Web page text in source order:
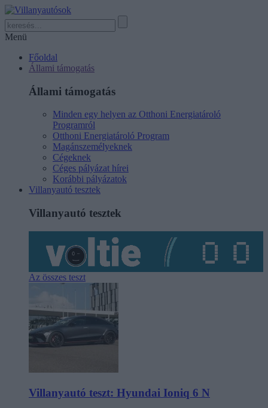
Menü
Főoldal
Állami támogatás
Állami támogatás
Minden egy helyen az Otthoni Energiatároló
Programról
Otthoni Energiatároló Program
Magánszemélyeknek
Cégeknek
Céges pályázat hírei
Korábbi pályázatok
Villanyautó tesztek
Villanyautó tesztek
Az összes teszt
Villanyautó teszt: Hyundai Ioniq 6 N